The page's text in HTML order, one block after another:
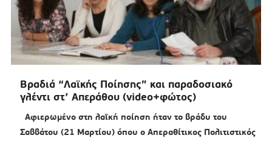
Βραδιά “Λαϊκής Ποίησης” και παραδοσιακό
γλέντι στ’ Απεράθου (video+φώτος)
Αφιερωμένο στη λαϊκή ποίηση ήταν το βράδυ του
Σαββάτου (21 Μαρτίου) όπου ο Απεραθίτικος Πολιτιστικός